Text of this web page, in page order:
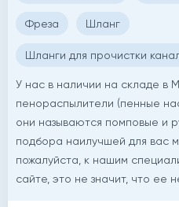
Фреза Шланг
Шланги для прочистки
У нас в наличии на складе в
пенораспылители (пенные
они называются помповые и
подбора наилучшей для вас
пожалуйста, к нашим
сайте, это не значит, что ее